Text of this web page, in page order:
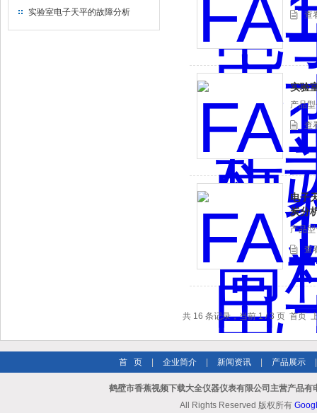
障及处理方案
实验室电子天平的故障分析 查
实验
产品型号
查
电子天
炭分
产品型
查
共 16 条记录，当前 1 / 3 页 首页
首 页 企业简介 新闻资讯 产品展示
鹤壁市香蕉视频下载大全仪器仪表有限公司主营产品
All Rights Reserved 版权所有